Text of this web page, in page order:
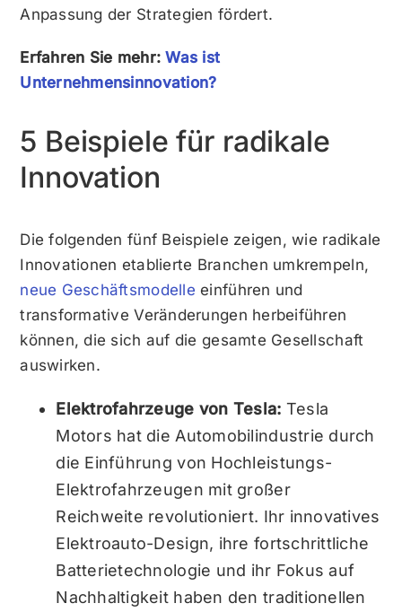
Anpassung der Strategien fördert.
Erfahren Sie mehr:Was ist
Unternehmensinnovation?
5 Beispiele für radikale
Innovation
Die folgenden fünf Beispiele zeigen, wie radikale
Innovationen etablierte Branchen umkrempeln,
neue Geschäftsmodelle einführen und
transformative Veränderungen herbeiführen
können, die sich auf die gesamte Gesellschaft
auswirken.
Elektrofahrzeuge von Tesla: Tesla
Motors hat die Automobilindustrie durch
die Einführung von Hochleistungs-
Elektrofahrzeugen mit großer
Reichweite revolutioniert. Ihr innovatives
Elektroauto-Design, ihre fortschrittliche
Batterietechnologie und ihr Fokus auf
Nachhaltigkeit haben den traditionellen